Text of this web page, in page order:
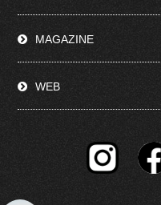
MAGAZINE
WEB